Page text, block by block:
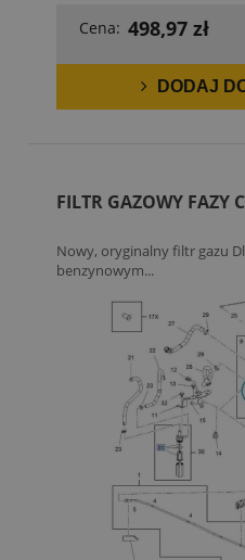
Cena: 498,97 zł
DODAJ
FILTR GAZOWY FAZY
Nowy, oryginalny filtr gazu
benzynowym...